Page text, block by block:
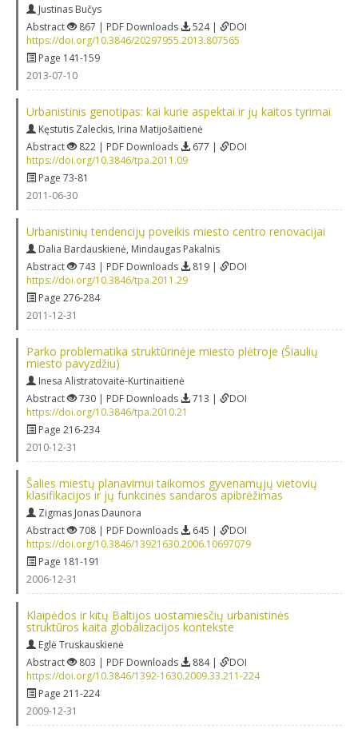
Justinas Bučys
Abstract
867 | PDF Downloads 524 |
DOI
https://doi.org/10.3846/20297955.2013.807565
Page 141-159
2013-07-10
Urbanistinis genotipas: kai kurie aspektai ir jų kaitos tyrimai
Kęstutis Zaleckis, Irina Matijošaitienė
Abstract
822 | PDF Downloads 677 |
DOI
https://doi.org/10.3846/tpa.2011.09
Page 73-81
2011-06-30
Urbanistinių tendencijų poveikis miesto centro renovacijai
Dalia Bardauskienė, Mindaugas Pakalnis
Abstract
743 | PDF Downloads 819 |
DOI
https://doi.org/10.3846/tpa.2011.29
Page 276-284
2011-12-31
Parko problematika struktūrinėje miesto plėtroje (Šiaulių
miesto pavyzdžiu)
Inesa Alistratovaitė-Kurtinaitienė
Abstract
730 | PDF Downloads 713 |
DOI
https://doi.org/10.3846/tpa.2010.21
Page 216-234
2010-12-31
Šalies miestų planavimui taikomos gyvenamųjų vietovių
klasifikacijos ir jų funkcinės sandaros apibrėžimas
Zigmas Jonas Daunora
Abstract
708 | PDF Downloads 645 |
DOI
https://doi.org/10.3846/13921630.2006.10697079
Page 181-191
2006-12-31
Klaipėdos ir kitų Baltijos uostamiesčių urbanistinės
struktūros kaita globalizacijos kontekste
Eglė Truskauskienė
Abstract
803 | PDF Downloads 884 |
DOI
https://doi.org/10.3846/1392-1630.2009.33.211-224
Page 211-224
2009-12-31